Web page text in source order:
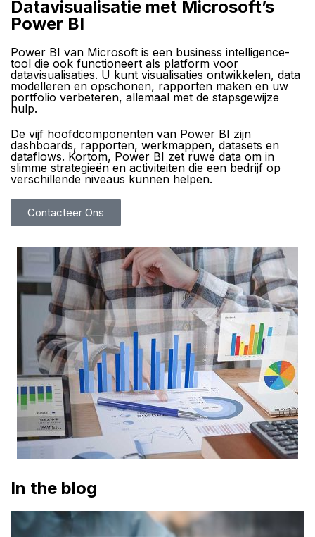
Datavisualisatie met Microsoft’s
Power BI
Power BI van Microsoft is een business intelligence-
tool die ook functioneert als platform voor
datavisualisaties. U kunt visualisaties ontwikkelen, data
modelleren en opschonen, rapporten maken en uw
portfolio verbeteren, allemaal met de stapsgewijze
hulp.
De vijf hoofdcomponenten van Power BI zijn
dashboards, rapporten, werkmappen, datasets en
dataflows. Kortom, Power BI zet ruwe data om in
slimme strategieën en activiteiten die een bedrijf op
verschillende niveaus kunnen helpen.
Contacteer Ons
In the blog